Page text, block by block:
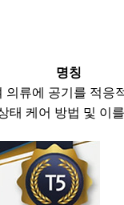
명칭
류에 공기를 적응
태 케어 방법 및 이